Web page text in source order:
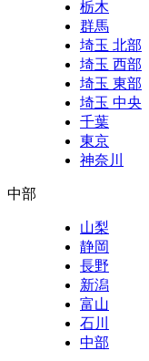
栃木
群馬
埼玉 北部
埼玉 西部
埼玉 東部
埼玉 中央
千葉
東京
神奈川
中部
山梨
静岡
長野
新潟
富山
石川
中部